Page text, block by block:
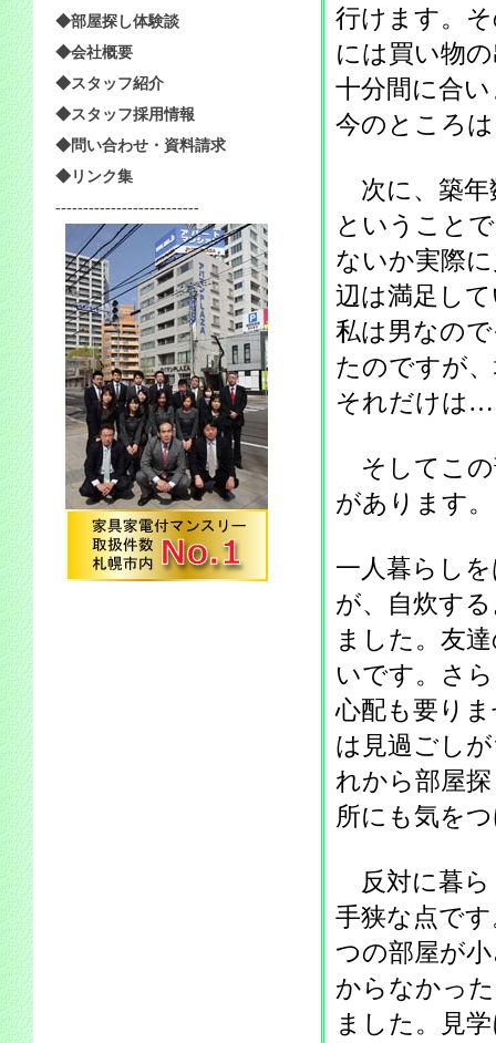
行けます。
には買い物
十分間に合
今のところ
次に、築年
ということ
ないか実際
辺は満足し
私は男なの
たのですが
それだけは…
そしてこの
があります
一人暮らし
が、自炊す
ました。友
いです。さ
心配も要り
は見過ごし
れから部屋
所にも気を
反対に暮ら
手狭な点で
つの部屋が
からなかっ
ました。見
◆部屋探し体験談
◆会社概要
◆スタッフ紹介
◆スタッフ採用情報
◆問い合わせ・資料請求
◆リンク集
--------------------------